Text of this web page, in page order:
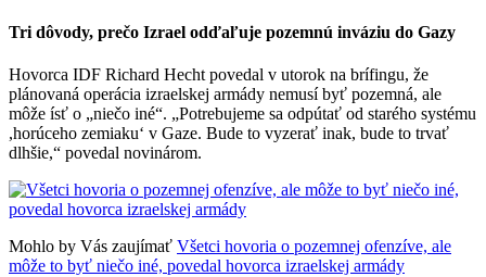
Tri dôvody, prečo Izrael odďaľuje pozemnú inváziu do Gazy
Hovorca IDF Richard Hecht povedal v utorok na brífingu, že
plánovaná operácia izraelskej armády nemusí byť pozemná, ale
môže ísť o „niečo iné“. „Potrebujeme sa odpútať od starého systému
,horúceho zemiaku‘ v Gaze. Bude to vyzerať inak, bude to trvať
dlhšie,“ povedal novinárom.
Mohlo by Vás zaujímať Všetci hovoria o pozemnej ofenzíve, ale
môže to byť niečo iné, povedal hovorca izraelskej armády